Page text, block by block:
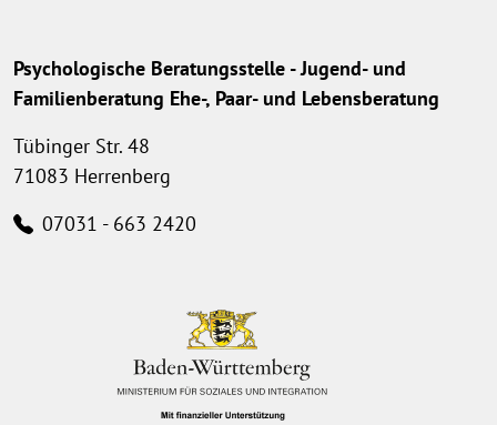
Psychologische Beratungsstelle - Jugend- und
Familienberatung Ehe-, Paar- und Lebensberatung
Tübinger Str. 48
71083 Herrenberg
07031 - 663 2420